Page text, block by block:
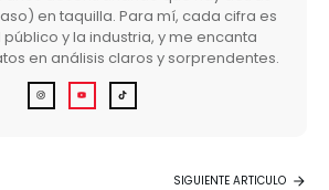
en taquilla. Para mí, cada cifra es
y la industria, y me encanta
en análisis claros y sorprendentes.
SIGUIENTE ARTICULO